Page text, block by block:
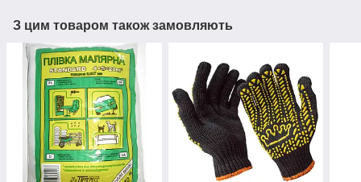
З цим товаром також замовляють